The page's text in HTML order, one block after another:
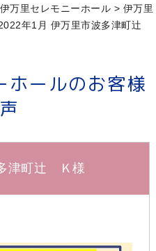
伊万⾥セレモニーホール > 伊万里
年1月 伊万里市波多津町辻
ホールのお客様
津町辻 Ｋ様